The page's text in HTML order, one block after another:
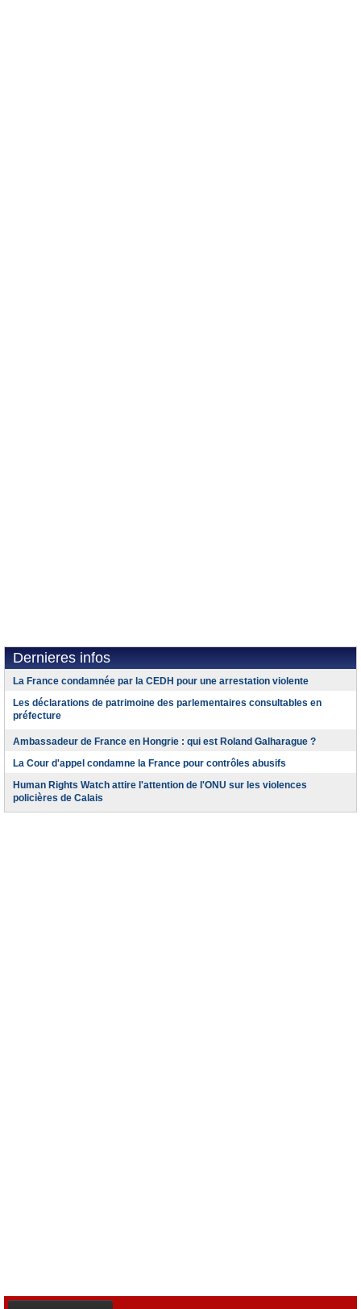
Dernieres infos
La France condamnée par la CEDH pour une arrestation violente
Les déclarations de patrimoine des parlementaires consultables en
préfecture
Ambassadeur de France en Hongrie : qui est Roland Galharague ?
La Cour d'appel condamne la France pour contrôles abusifs
Human Rights Watch attire l'attention de l'ONU sur les violences
policières de Calais